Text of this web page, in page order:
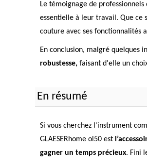
Le témoignage de
essentielle à leur travail. Que ce
couture avec ses fonctionnalités
En conclusion, malgré quelques
robustesse, faisant d'elle un
En résumé
Si vous cherchez l'instrument
GLAESERhome ol50 est
gagner un temps précieux. Fini